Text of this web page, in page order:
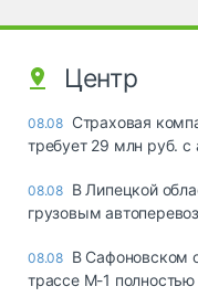
Центр
08.08 Страховая
требует 29 млн руб. с
08.08 В Липецкой
грузовым
08.08 В Сафоновском
трассе М-1 полностью